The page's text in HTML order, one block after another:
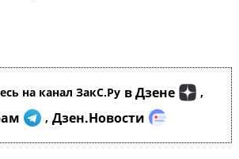
на канал ЗакС.Ру в Дзене ,
, Дзен.Новости